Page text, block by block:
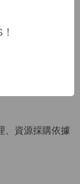
住，10分鐘後
、資源採購依據